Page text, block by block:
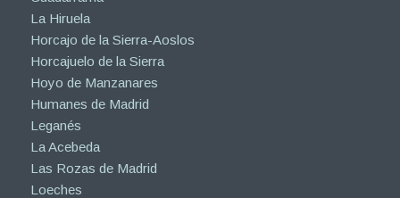
La Hiruela
Horcajo de la Sierra-Aoslos
Horcajuelo de la Sierra
Hoyo de Manzanares
Humanes de Madrid
Leganés
La Acebeda
Las Rozas de Madrid
Loeches